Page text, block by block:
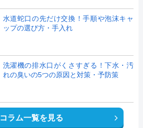
水道蛇口の先だけ交換！手順や泡沫キャ
ップの選び方・手入れ
洗濯機の排水口がくさすぎる！下水・汚
れの臭いの5つの原因と対策・予防策
コラム一覧を見る